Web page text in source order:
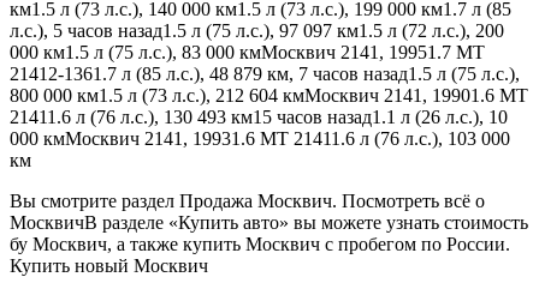
км1.5 л (73 л.с.), 140 000 км1.5 л (73 л.с.), 199 000 км1.7 л (85
л.с.), 5 часов назад1.5 л (75 л.с.), 97 097 км1.5 л (72 л.с.), 200
000 км1.5 л (75 л.с.), 83 000 кмМосквич 2141, 19951.7 MT
21412-1361.7 л (85 л.с.), 48 879 км, 7 часов назад1.5 л (75 л.с.),
800 000 км1.5 л (73 л.с.), 212 604 кмМосквич 2141, 19901.6 MT
21411.6 л (76 л.с.), 130 493 км15 часов назад1.1 л (26 л.с.), 10
000 кмМосквич 2141, 19931.6 MT 21411.6 л (76 л.с.), 103 000
км
Вы смотрите раздел Продажа Москвич. Посмотреть всё о
МосквичВ разделе «Купить авто» вы можете узнать стоимость
бу Москвич, а также купить Москвич с пробегом по России.
Купить новый Москвич